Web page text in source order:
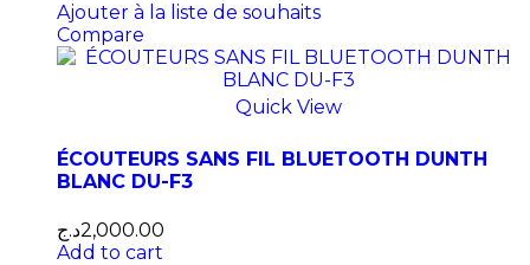
Ajouter à la liste de souhaits
Compare
Quick View
ÉCOUTEURS SANS FIL BLUETOOTH DUNTH
BLANC DU-F3
2,000.00د.ج
Add to cart